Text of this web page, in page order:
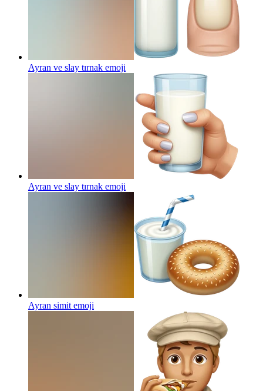
Ayran ve slay tırnak emoji
Ayran ve slay tırnak emoji
Ayran simit emoji